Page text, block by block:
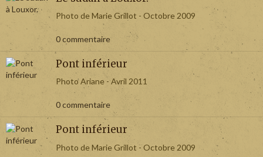
Photo de Marie Grillot - Octobre 2009
0 commentaire
Pont inférieur
Photo Ariane - Avril 2011
0 commentaire
Pont inférieur
Photo de Marie Grillot - Octobre 2009